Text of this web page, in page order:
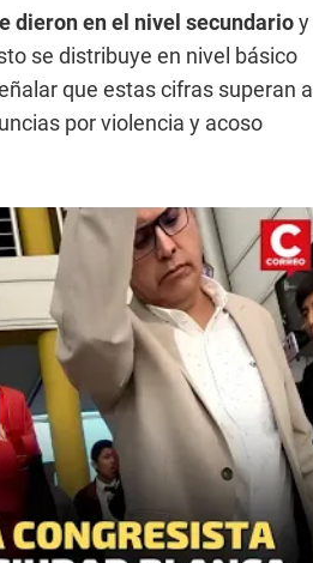
dieron en el nivel secundarioy
se distribuye en nivel básico
que estas cifras superan a
por violencia y acoso